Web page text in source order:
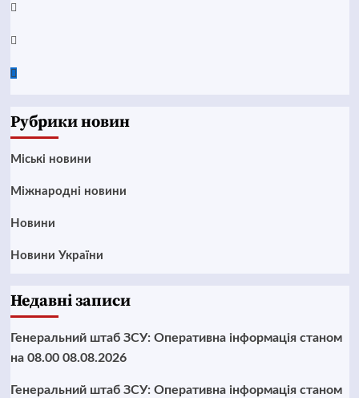
Instagram
Twitter
Google
Рубрики новин
Mіські новини
Міжнародні новини
Новини
Новини України
Недавні записи
Генеральний штаб ЗСУ: Оперативна інформація станом
на 08.00 08.08.2026
Генеральний штаб ЗСУ: Оперативна інформація станом